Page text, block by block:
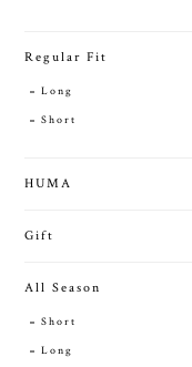
Regular Fit
Long
Short
HUMA
Gift
All Season
Short
Long